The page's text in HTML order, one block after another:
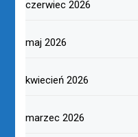
czerwiec 2026
maj 2026
kwiecień 2026
marzec 2026